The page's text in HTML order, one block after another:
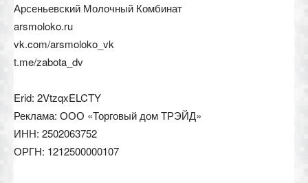
Арсеньевский Молочный Комбинат
arsmoloko.ru
vk.com/arsmoloko_vk
t.me/zabota_dv
Erid: 2VtzqxELCTY
Реклама: ООО «Торговый дом ТРЭЙД»
ИНН: 2502063752
ОРГН: 1212500000107